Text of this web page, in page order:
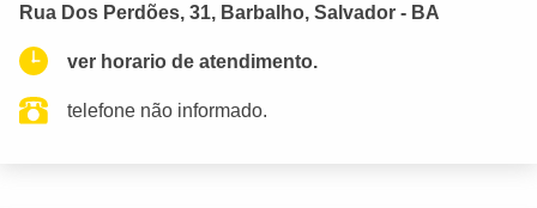
Rua Dos Perdões, 31, Barbalho, Salvador - BA
ver horario de atendimento.
telefone não informado.